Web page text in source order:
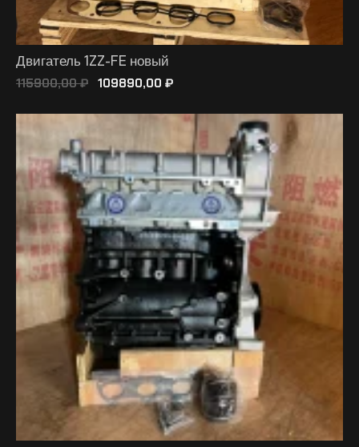
Двигатель 1ZZ-FE новый
115900,00₽ 109890,00 ₽